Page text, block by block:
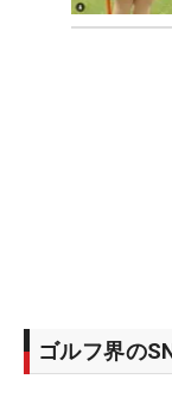
ゴルフ界の